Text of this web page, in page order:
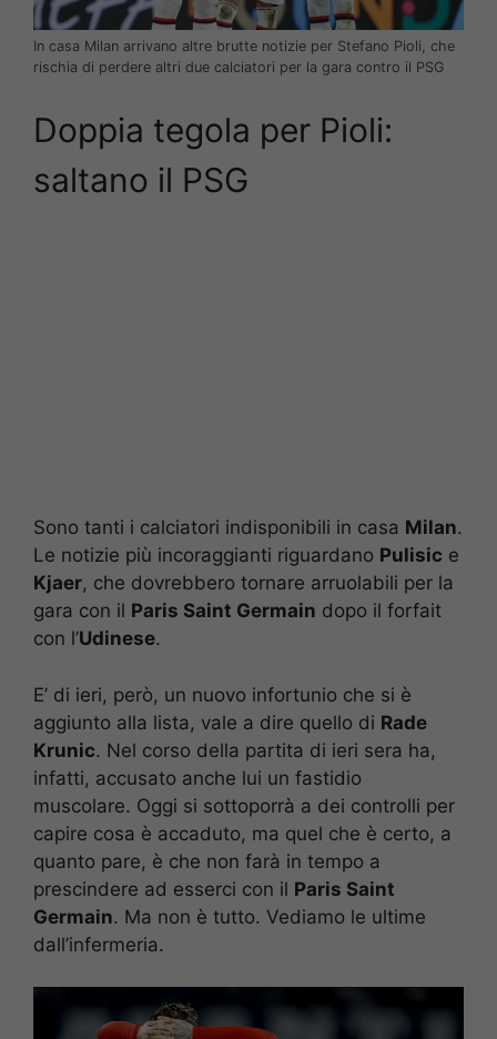
In casa Milan arrivano altre brutte notizie per Stefano Pioli, che
rischia di perdere altri due calciatori per la gara contro il PSG
Doppia tegola per Pioli:
saltano il PSG
Sono tanti i calciatori indisponibili in casa Milan.
Le notizie più incoraggianti riguardano Pulisic e
Kjaer, che dovrebbero tornare arruolabili per la
gara con il Paris Saint Germain dopo il forfait
con l’Udinese.
E’ di ieri, però, un nuovo infortunio che si è
aggiunto alla lista, vale a dire quello di Rade
Krunic. Nel corso della partita di ieri sera ha,
infatti, accusato anche lui un fastidio
muscolare. Oggi si sottoporrà a dei controlli per
capire cosa è accaduto, ma quel che è certo, a
quanto pare, è che non farà in tempo a
prescindere ad esserci con il Paris Saint
Germain. Ma non è tutto. Vediamo le ultime
dall’infermeria.